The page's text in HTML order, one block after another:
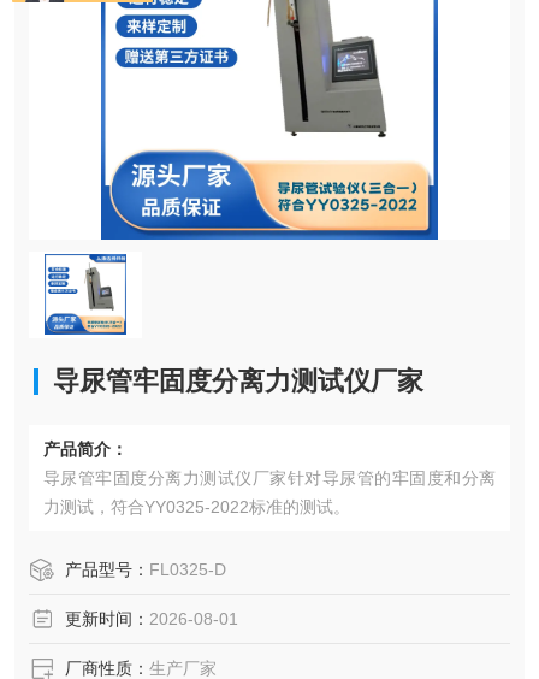
导尿管牢固度分离力测试仪厂家
产品简介：
导尿管牢固度分离力测试仪厂家针对导尿管的牢固度和分离
力测试，符合YY0325-2022标准的测试。
产品型号： FL0325-D
更新时间： 2026-08-01
厂商性质： 生产厂家